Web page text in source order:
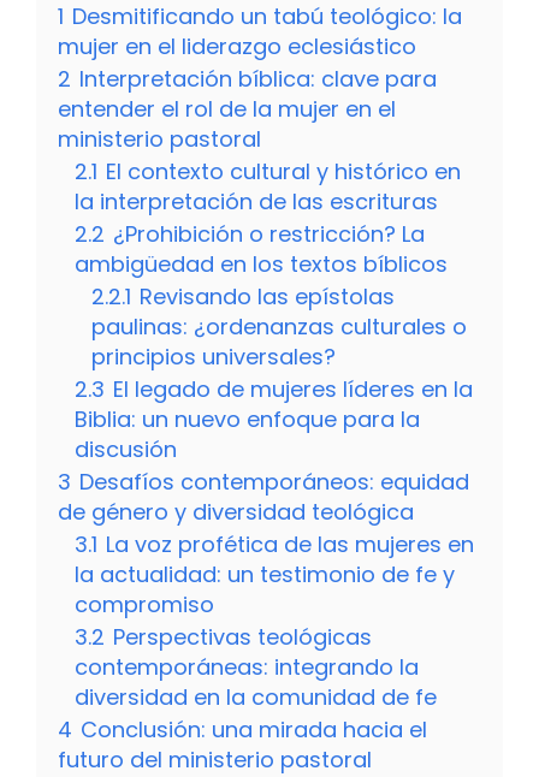
1 Desmitificando un tabú teológico: la
mujer en el liderazgo eclesiástico
2 Interpretación bíblica: clave para
entender el rol de la mujer en el
ministerio pastoral
2.1 El contexto cultural y histórico en
la interpretación de las escrituras
2.2 ¿Prohibición o restricción? La
ambigüedad en los textos bíblicos
2.2.1 Revisando las epístolas
paulinas: ¿ordenanzas culturales o
principios universales?
2.3 El legado de mujeres líderes en la
Biblia: un nuevo enfoque para la
discusión
3 Desafíos contemporáneos: equidad
de género y diversidad teológica
3.1 La voz profética de las mujeres en
la actualidad: un testimonio de fe y
compromiso
3.2 Perspectivas teológicas
contemporáneas: integrando la
diversidad en la comunidad de fe
4 Conclusión: una mirada hacia el
futuro del ministerio pastoral